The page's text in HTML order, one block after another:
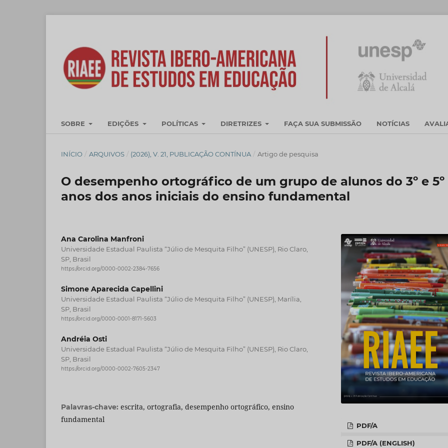
SOBRE EDIÇÕES POLÍTICAS DIRETRIZES FAÇA SUA SUBMISSÃO NOTÍCIAS
INÍCIO / ARQUIVOS / (2026), V. 21, PUBLICAÇÃO CONTÍNUA / Artigo de pesquisa
O desempenho ortográfico de um grupo de alunos do 3º e 5º
anos dos anos iniciais do ensino fundamental
Ana Carolina Manfroni
Universidade Estadual Paulista “Júlio de Mesquita Filho” (UNESP), Rio Claro,
SP, Brasil
https://orcid.org/0000-0002-2384-7656
Simone Aparecida Capellini
Universidade Estadual Paulista “Júlio de Mesquita Filho” (UNESP), Marília,
SP, Brasil
https://orcid.org/0000-0001-8171-5603
Andréia Osti
Universidade Estadual Paulista “Júlio de Mesquita Filho” (UNESP), Rio Claro,
SP, Brasil
https://orcid.org/0000-0002-7605-2347
Palavras-chave: escrita, ortografia, desempenho ortográfico, ensino
fundamental
PDF/A
PDF/A (ENGLISH)